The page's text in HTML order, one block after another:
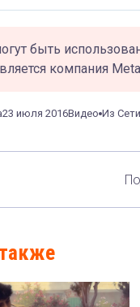
быть
компания
23 июля 2016Видео Из Сети